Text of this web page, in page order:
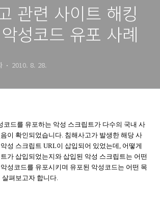
관련 사이트 해킹
성코드 유포 사례
2010. 8. 28.
코드를 유포하는 악성 스크립트가 다수의 국내 사
이 확인되었습니다. 침해사고가 발생한 해당 사
성 스크립트 URL이 삽입되어 있었는데, 어떻게
가 삽입되었는지와 삽입된 악성 스크립트는 어떤
성코드를 유포시키며 유포된 악성코드는 어떤 목
살펴보고자 합니다.